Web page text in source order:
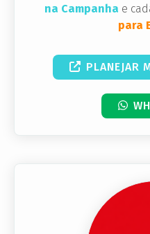
na Campanha e
para
PLANEJAR